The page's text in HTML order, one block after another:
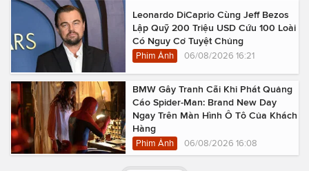
Leonardo DiCaprio Cùng Jeff Bezos
Lập Quỹ 200 Triệu USD Cứu 100 Loài
Có Nguy Cơ Tuyệt Chủng
Phim Ảnh 06/08/2026 16:21
BMW Gây Tranh Cãi Khi Phát Quảng
Cáo Spider-Man: Brand New Day
Ngay Trên Màn Hình Ô Tô Của Khách
Hàng
Phim Ảnh 06/08/2026 16:08